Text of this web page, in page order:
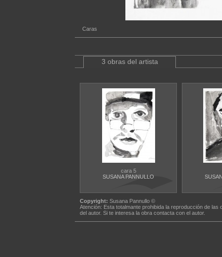
Caras
3 obras del artista
cara 5
SUSANA PANNULLO
Copyright: Susana Pannullo ©
Atención: Esta totalmante prohibida la reproducción de
del autor. Si te interesa la obra contacta con el autor.